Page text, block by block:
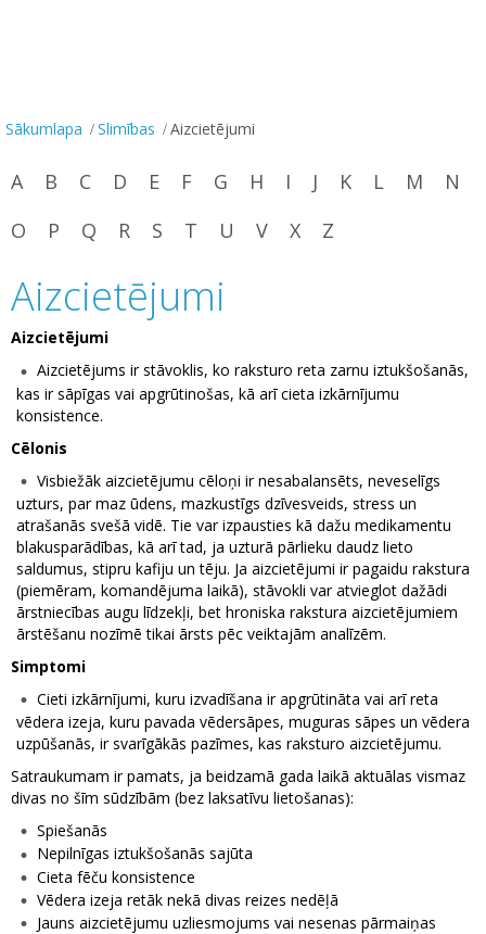
Sākumlapa Slimības Aizcietējumi
A B C D E F G H I J K L M
N
O
P Q R S T U V X Z
Aizcietējumi
Aizcietējumi
Aizcietējums ir stāvoklis, ko raksturo reta zarnu iztukšošanās,
kas ir sāpīgas vai apgrūtinošas, kā arī cieta izkārnījumu
konsistence.
Cēlonis
Visbiežāk aizcietējumu cēloņi ir nesabalansēts, neveselīgs
uzturs, par maz ūdens, mazkustīgs dzīvesveids, stress un
atrašanās svešā vidē. Tie var izpausties kā dažu medikamentu
blakusparādības, kā arī tad, ja uzturā pārlieku daudz lieto
saldumus, stipru kafiju un tēju. Ja aizcietējumi ir pagaidu rakstura
(piemēram, komandējuma laikā), stāvokli var atvieglot dažādi
ārstniecības augu līdzekļi, bet hroniska rakstura aizcietējumiem
ārstēšanu nozīmē tikai ārsts pēc veiktajām analīzēm.
Simptomi
Cieti izkārnījumi, kuru izvadīšana ir apgrūtināta vai arī reta
vēdera izeja, kuru pavada vēdersāpes, muguras sāpes un vēdera
uzpūšanās, ir svarīgākās pazīmes, kas raksturo aizcietējumu.
Satraukumam ir pamats, ja beidzamā gada laikā aktuālas vismaz
divas no šīm sūdzībām (bez laksatīvu lietošanas):
Spiešanās
Nepilnīgas iztukšošanās sajūta
Cieta fēču konsistence
Vēdera izeja retāk nekā divas reizes nedēļā
Jauns aizcietējumu uzliesmojums vai nesenas pārmaiņas